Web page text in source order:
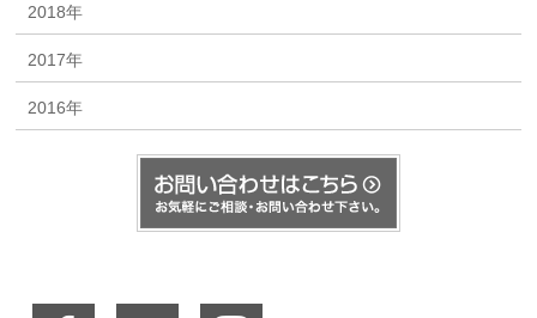
2018年
2017年
2016年